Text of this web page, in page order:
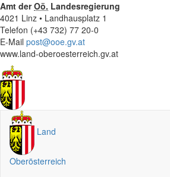
Amt derOö. Landesregierung
4021 Linz • Landhausplatz 1
Telefon (+43 732) 77 20-0
E-Mail post@ooe.gv.at
www.land-oberoesterreich.gv.at
Land
Oberösterreich